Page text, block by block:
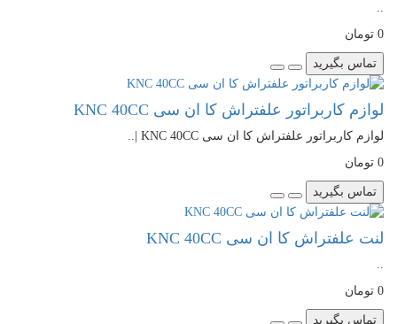
..
0 تومان
تماس بگیرید
لوازم کاربراتور علفتراش کا ان سی KNC 40CC
لوازم کاربراتور علفتراش کا ان سی KNC 40CC |..
0 تومان
تماس بگیرید
لنت علفتراش کا ان سی KNC 40CC
..
0 تومان
تماس بگیرید